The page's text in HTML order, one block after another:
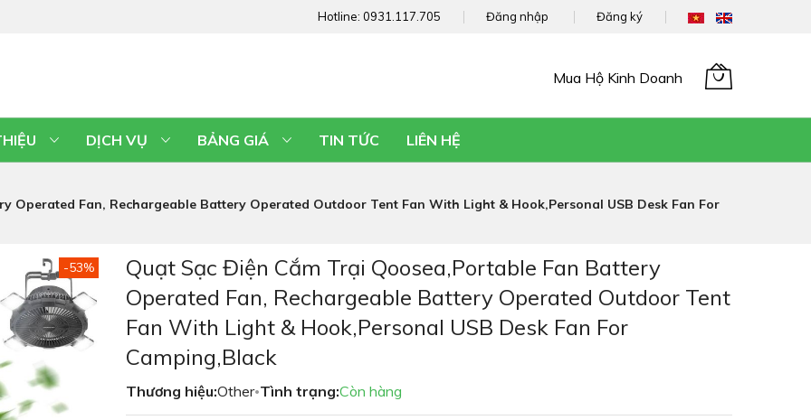
Hotline: 0931.117.705 Đăng nhập Đăng ký
Mua Hộ Kinh Doanh
DỊCH VỤ BẢNG GIÁ TIN TỨC
LIÊN HỆ
Operated Fan, Rechargeable Battery Operated Outdoor Tent Fan With Light & Hook,Personal USB Desk Fan For
-53%
Quạt Sạc Điện Cắm Trại Qoosea,Portable Fan Battery
Operated Fan, Rechargeable Battery Operated Outdoor Tent
Fan With Light & Hook,Personal USB Desk Fan For
Camping,Black
Thương hiệu:Other•Tình trạng:Còn hàng